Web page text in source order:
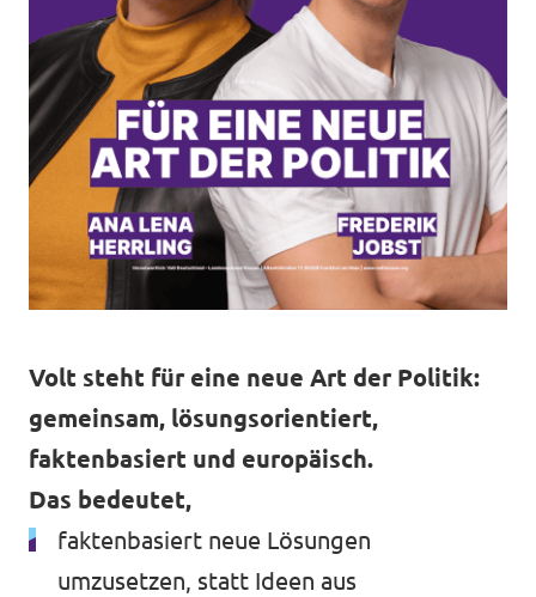
Volt steht für eine neue Art der Politik:
gemeinsam, lösungsorientiert,
faktenbasiert und europäisch.
Das bedeutet,
faktenbasiert neue Lösungen
umzusetzen, statt Ideen aus